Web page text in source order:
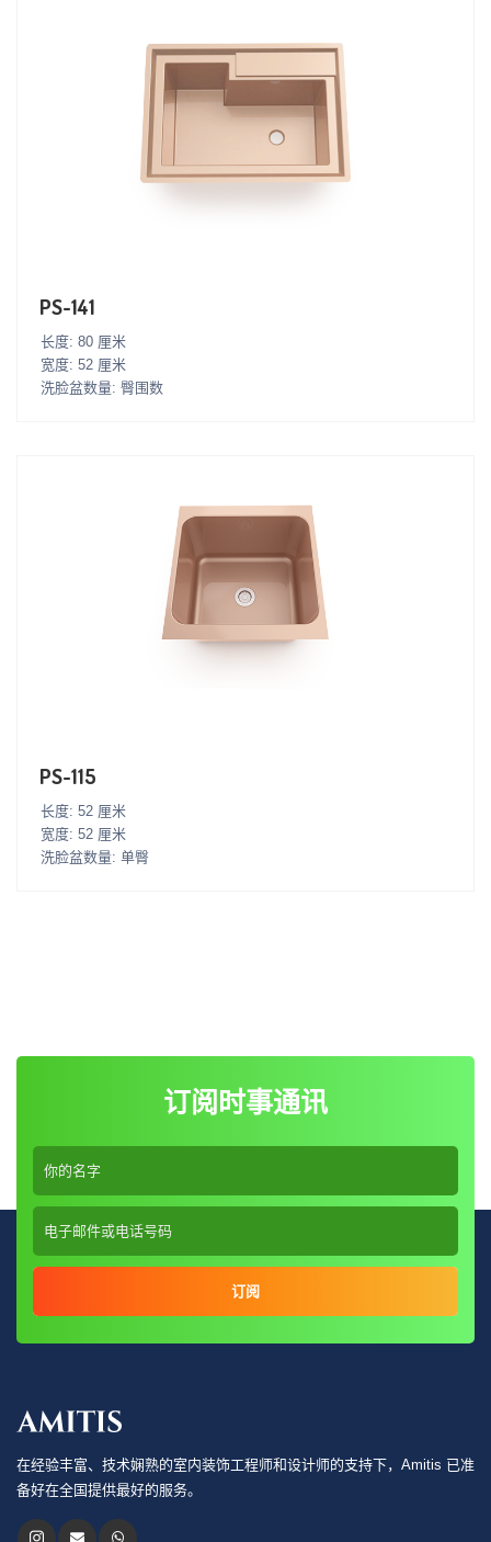
PS-141
长度: 80 厘米
宽度: 52 厘米
洗脸盆数量: 臀围数
PS-115
长度: 52 厘米
宽度: 52 厘米
洗脸盆数量: 单臀
订阅时事通讯
订阅
在经验丰富、技术娴熟的室内装饰工程师和设计师的支持下，Amitis 已准
备好在全国提供最好的服务。